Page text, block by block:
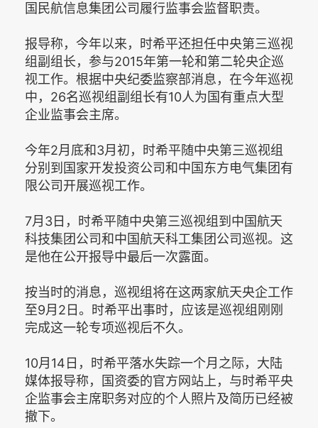
国民航信息集团公司履行监事会监督职责。
报导称，今年以来，时希平还担任中央第三巡视
组副组长，参与2015年第一轮和第二轮央企巡
视工作。根据中央纪委监察部消息，在今年巡视
中，26名巡视组副组长有10人为国有重点大型
企业监事会主席。
今年2月底和3月初，时希平随中央第三巡视组
分别到国家开发投资公司和中国东方电气集团有
限公司开展巡视工作。
7月3日，时希平随中央第三巡视组到中国航天
科技集团公司和中国航天科工集团公司巡视。这
是他在公开报导中最后一次露面。
按当时的消息，巡视组将在这两家航天央企工作
至9月2日。时希平出事时，应该是巡视组刚刚
完成这一轮专项巡视后不久。
10月14日，时希平落水失踪一个月之际，大陆
媒体报导称，国资委的官方网站上，与时希平央
企监事会主席职务对应的个人照片及简历已经被
撤下。